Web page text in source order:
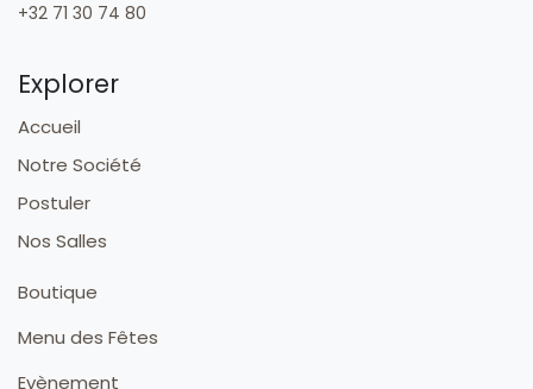
+32 71 30 74 80
Explorer
Accueil
Notre Société
Postuler
Nos Salles
Boutique
Menu des Fêtes
Evènement